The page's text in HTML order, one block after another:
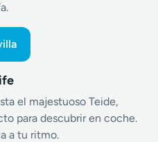
el majestuoso Teide,
para descubrir en coche.
a tu ritmo.